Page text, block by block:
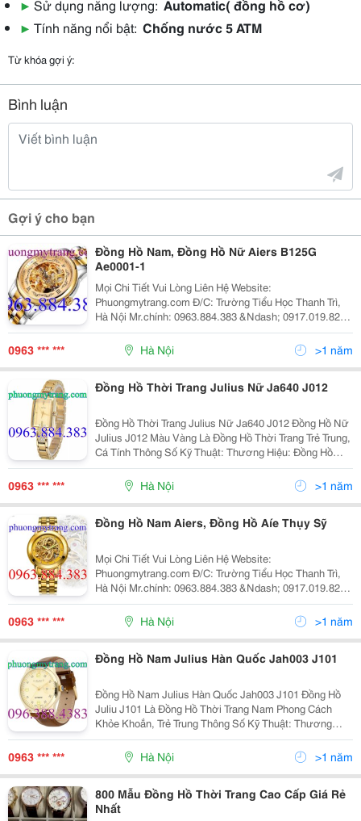
▶ Sử dụng năng lượng: Automatic( đồng hồ cơ)
▶ Tính năng nổi bật: Chống nước 5 ATM
Từ khóa gợi ý:
Bình luận
Gợi ý cho bạn
Đồng Hồ Nam, Đồng Hồ Nữ Aiers B125G
Ae0001-1
Mọi Chi Tiết Vui Lòng Liên Hệ Website:
Phuongmytrang.com Đ/C: Trường Tiểu Học Thanh Trì,
Hà Nội Mr.chính: 0963.884.383 &Ndash; 0917.019.825
Nick Yahoo: Mytrang6899@Yahoo.com Mail:
Tv@Phuongmytrang.com Phuongmytrang.com Chuyên
Cung C
0963 *** *** Hà Nội >1 năm
Đồng Hồ Thời Trang Julius Nữ Ja640 J012
Đồng Hồ Thời Trang Julius Nữ Ja640 J012 Đồng Hồ Nữ
Julius J012 Màu Vàng Là Đồng Hồ Thời Trang Trẻ Trung,
Cá Tính Thông Số Kỹ Thuật: Thương Hiệu: Đồng Hồ
Julius Hàn Quốc J012 Ja-640 Kiểu Dáng: Nữ Loại Đồng
Hồ: Đồng Hồ Thời Tran
0963 *** *** Hà Nội >1 năm
Đồng Hồ Nam Aiers, Đồng Hồ Aíe Thụy Sỹ
Mọi Chi Tiết Vui Lòng Liên Hệ Website:
Phuongmytrang.com Đ/C: Trường Tiểu Học Thanh Trì,
Hà Nội Mr.chính: 0963.884.383 &Ndash; 0917.019.825
Nick Yahoo: Mytrang6899@Yahoo.com Mail:
Tv@Phuongmytrang.com Phuongmytrang.com Chuyên
Cung C
0963 *** *** Hà Nội >1 năm
Đồng Hồ Nam Julius Hàn Quốc Jah003 J101
Đồng Hồ Nam Julius Hàn Quốc Jah003 J101 Đồng Hồ
Juliu J101 Là Đồng Hồ Thời Trang Nam Phong Cách
Khỏe Khoắn, Trẻ Trung Thông Số Kỹ Thuật: Thương
Hiệu: Julius Hàn Quốc Jah003 J101 Kiểu Dáng: Nam
0963 *** *** Hà Nội >1 năm
800 Mẫu Đồng Hồ Thời Trang Cao Cấp Giá Rẻ
Nhất